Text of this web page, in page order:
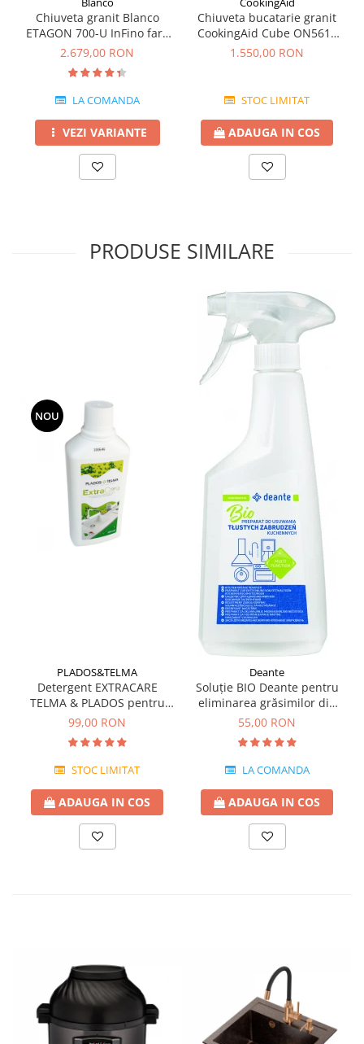
Chiuveta granit Blanco
ETAGON 700-U InFino fara
excentric montaj sub blat
2.679,00 RON
LA COMANDA
VEZI VARIANTE
Chiuveta bucatarie granit
CookingAid Cube ON5610
Neagra / Black Metal quartz
1.550,00 RON
STOC LIMITAT
ADAUGA IN COS
PRODUSE SIMILARE
NOU
PLADOS&TELMA
Detergent EXTRACARE
TELMA & PLADOS pentru
intretinerea si curatarea
chiuvetelor din Granit
99,00 RON
STOC LIMITAT
ADAUGA IN COS
Deante
Soluție BIO Deante pentru
eliminarea grăsimilor din
bucătărie -chiuvete
granit,ceramica si inox
55,00 RON
LA COMANDA
ADAUGA IN COS